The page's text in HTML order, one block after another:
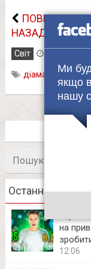
ПОВЕРНУТИСЬ
НАЗАД
Світ
діаманти,папуга
Останні новини
на
12:06
Ми
якщо
нашу